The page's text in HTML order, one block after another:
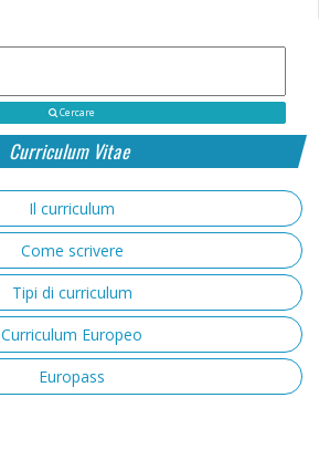
Cercare
Curriculum Vitae
Il curriculum
Come scrivere
Tipi di curriculum
Curriculum Europeo
Europass